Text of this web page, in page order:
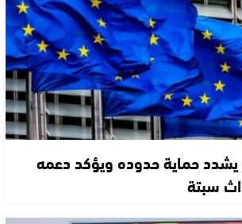
يشدد حماية حدوده ويؤكد دعمه
سبتة